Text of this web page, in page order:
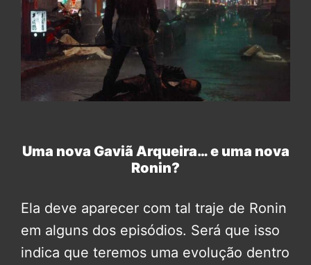
Uma nova Gaviã Arqueira… e uma nova
Ronin?
Ela deve aparecer com tal traje de Ronin
em alguns dos episódios. Será que isso
indica que teremos uma evolução dentro